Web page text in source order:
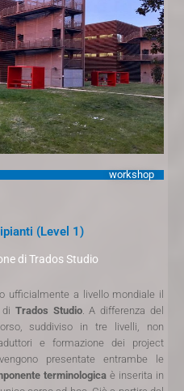
workshop
(Level 1)
di Trados Studio
ufficialmente a livello mondiale il
Trados Studio. A differenza del
suddiviso in tre livelli, non
e formazione dei project
presentate entrambe le
terminologica è inserita in